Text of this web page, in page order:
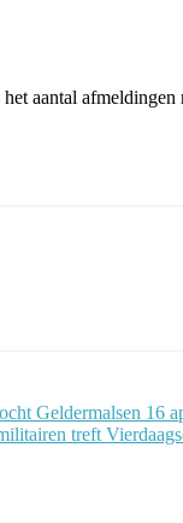
aantal
Geldermalsen 16
treft